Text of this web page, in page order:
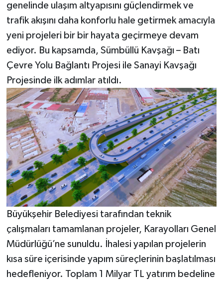
genelinde ulaşım altyapısını güçlendirmek ve
trafik akışını daha konforlu hale getirmek amacıyla
yeni projeleri bir bir hayata geçirmeye devam
ediyor. Bu kapsamda, Sümbüllü Kavşağı – Batı
Çevre Yolu Bağlantı Projesi ile Sanayi Kavşağı
Projesinde ilk adımlar atıldı.
Büyükşehir Belediyesi tarafından teknik
çalışmaları tamamlanan projeler, Karayolları Genel
Müdürlüğü’ne sunuldu. İhalesi yapılan projelerin
kısa süre içerisinde yapım süreçlerinin başlatılması
hedefleniyor. Toplam 1 Milyar TL yatırım bedeline